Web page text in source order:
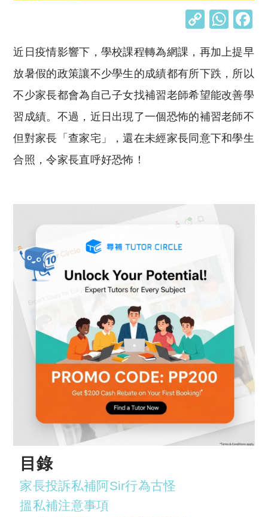
C
p
y
Li
n
k
W
at
s
A
p
p
近日疫情影響下，學校課程轉為網課，再加上提早
放暑假的政策讓不少學生的成績都有所下跌，所以
不少家長都會為自己子女找補習老師希望能改善學
習成績。不過，近日出現了一個恐怖的補習老師不
但對家長「查家宅」，還在未經家長同意下和學生
合照，令家長直呼好恐怖！
目錄
家長投訴私補阿Sir行為古怪
搵私補注意事項